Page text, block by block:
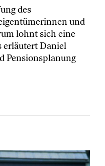
des
und
lohnt sich eine
erläutert Daniel
Pensionsplanung